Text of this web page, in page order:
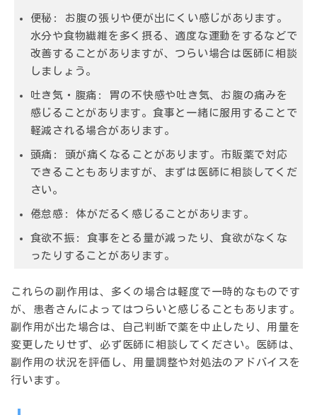
便秘:
お腹の張りや便が出にくい感じがあります。
水分や食物繊維を多く摂る、適度な運動をするなどで
改善することがありますが、つらい場合は医師に相談
しましょう。
吐き気・腹痛:
胃の不快感や吐き気、お腹の痛みを
感じることがあります。食事と一緒に服用することで
軽減される場合があります。
頭痛:
頭が痛くなることがあります。市販薬で対応
できることもありますが、まずは医師に相談してくだ
さい。
倦怠感: 体がだるく感じることがあります。
食欲不振:
食事をとる量が減ったり、食欲がなくな
ったりすることがあります。
これらの副作用は、多くの場合は軽度で一時的なものです
が、患者さんによってはつらいと感じることもあります。
副作用が出た場合は、自己判断で薬を中止したり、用量を
変更したりせず、必ず医師に相談してください。医師は、
副作用の状況を評価し、用量調整や対処法のアドバイスを
行います。